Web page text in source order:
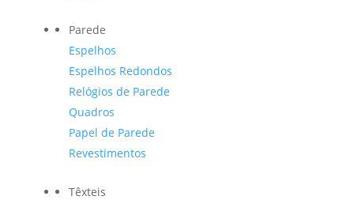
Parede
Espelhos
Espelhos Redondos
Relógios de Parede
Quadros
Papel de Parede
Revestimentos
Têxteis